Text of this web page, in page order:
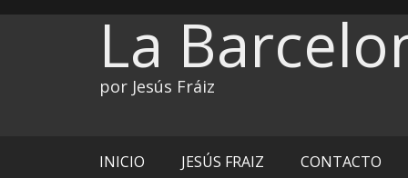
La
por Jesús Fráiz
INICIO JESÚS FRAIZ CONTACTO